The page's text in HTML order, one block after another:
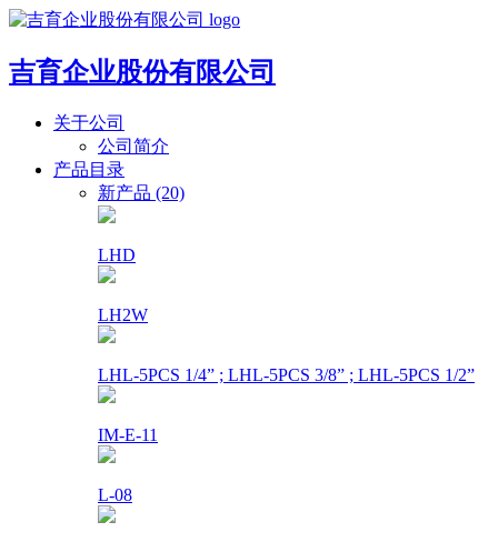
吉育企业股份有限公司
关于公司
公司简介
产品目录
新产品 (20)
LHD
LH2W
LHL-5PCS 1/4” ; LHL-5PCS 3/8” ; LHL-5PCS 1/2”
IM-E-11
L-08